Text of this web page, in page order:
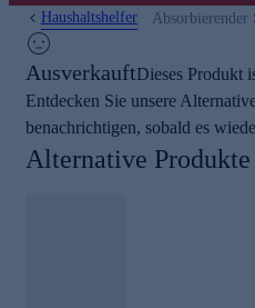
Haushaltshelfer Absorbierender
AusverkauftDieses Produkt
Entdecken Sie unsere
benachrichtigen, sobald es
Alternative Produkte